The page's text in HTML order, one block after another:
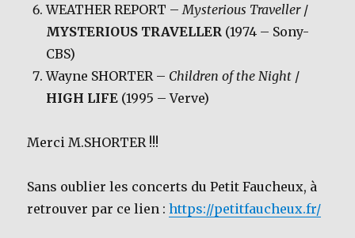
WEATHER REPORT –Mysterious Traveller /
MYSTERIOUS TRAVELLER (1974 – Sony-
CBS)
Wayne SHORTER – Children of the Night /
HIGH LIFE (1995 – Verve)
Merci M.SHORTER !!!
Sans oublier les concerts du Petit Faucheux, à
retrouver par ce lien :https://petitfaucheux.fr/